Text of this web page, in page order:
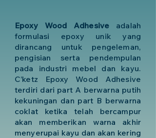
Epoxy Wood Adhesive adalah
formulasi epoxy unik yang
dirancang untuk pengeleman,
pengisian serta pendempulan
pada industri mebel dan kayu.
C’ketz Epoxy Wood Adhesive
terdiri dari part A berwarna putih
kekuningan dan part B berwarna
coklat ketika telah bercampur
akan memberikan warna akhir
menyerupai kayu dan akan kering